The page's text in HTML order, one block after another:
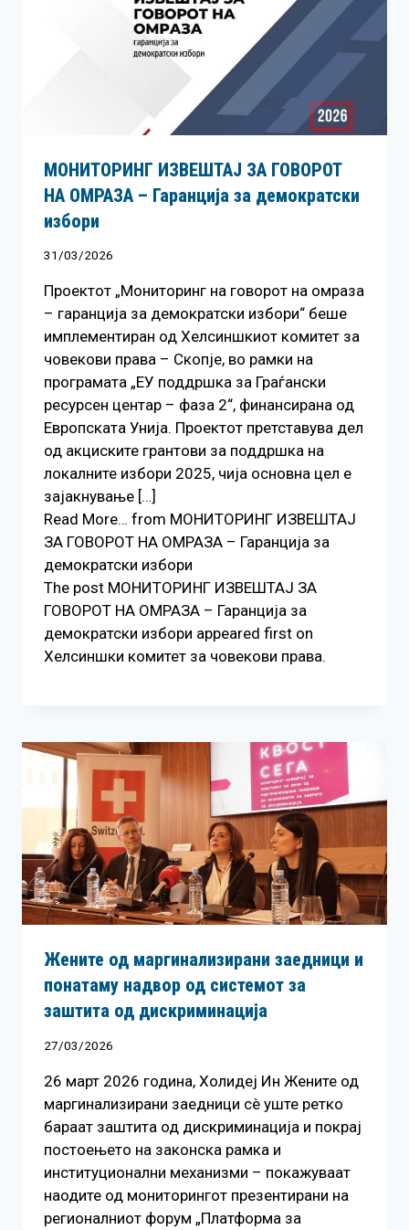
МОНИТОРИНГ ИЗВЕШТАЈ ЗА ГОВОРОТ
НА ОМРАЗА – Гаранција за демократски
избори
31/03/2026
Проектот „Мониторинг на говорот на омраза
– гаранција за демократски избори“ беше
имплементиран од Хелсиншкиот комитет за
човекови права – Скопје, во рамки на
програмата „ЕУ поддршка за Граѓански
ресурсен центар – фаза 2“, финансирана од
Европската Унија. Проектот претставува дел
од акциските грантови за поддршка на
локалните избори 2025, чија основна цел е
зајакнување […]
Read More… from МОНИТОРИНГ ИЗВЕШТАЈ
ЗА ГОВОРОТ НА ОМРАЗА – Гаранција за
демократски избори
The post МОНИТОРИНГ ИЗВЕШТАЈ ЗА
ГОВОРОТ НА ОМРАЗА – Гаранција за
демократски избори appeared first on
Хелсиншки комитет за човекови права.
Жените од маргинализирани заедници и
понатаму надвор од системот за
заштита од дискриминација
27/03/2026
26 март 2026 година, Холидеј Ин Жените од
маргинализирани заедници сè уште ретко
бараат заштита од дискриминација и покрај
постоењето на законска рамка и
институционални механизми – покажуваат
наодите од мониторингот презентирани на
регионалниот форум „Платформа за